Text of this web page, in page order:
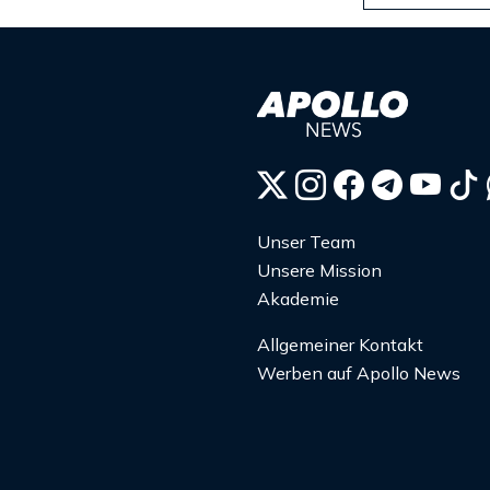
Unser Team
Unsere Mission
Akademie
Allgemeiner Kontakt
Werben auf Apollo News